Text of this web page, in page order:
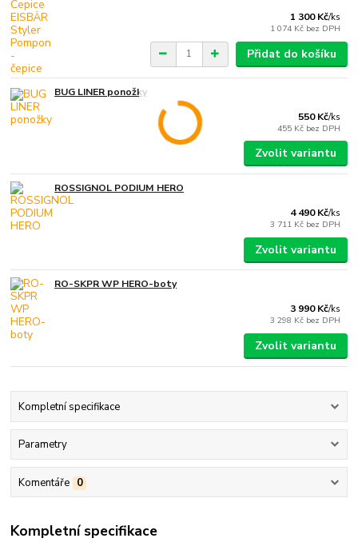
1 300 Kč/ks
1 074 Kč bez DPH
Přidat do košíku
BUG LINER ponožky
550 Kč/ks
455 Kč bez DPH
Zvolit variantu
ROSSIGNOL PODIUM HERO
4 490 Kč/ks
3 711 Kč bez DPH
Zvolit variantu
RO-SKPR WP HERO-boty
3 990 Kč/ks
3 298 Kč bez DPH
Zvolit variantu
Kompletní specifikace
Parametry
Komentáře 0
Kompletní specifikace